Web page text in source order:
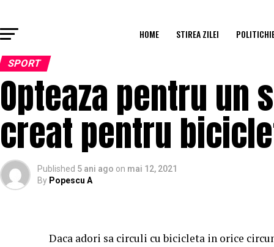
HOME STIREA ZILEI
SPORT
Opteaza pentru
creat pentru
Published 5 ani ago on mai 12, 2021
By Popescu A
Daca adori sa circuli cu bicicleta in orice